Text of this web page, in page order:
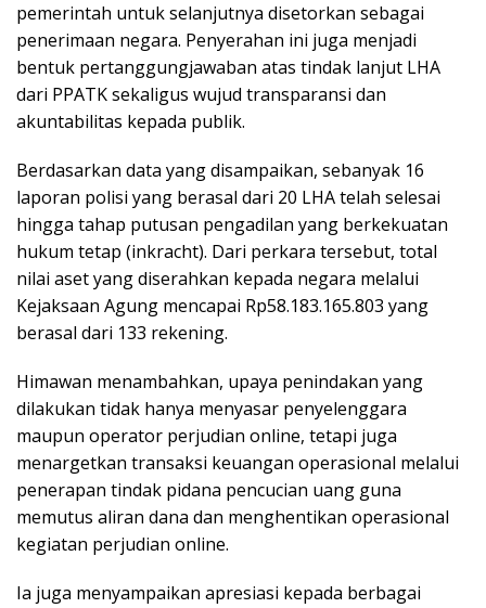
pemerintah untuk selanjutnya disetorkan sebagai
penerimaan negara. Penyerahan ini juga menjadi
bentuk pertanggungjawaban atas tindak lanjut LHA
dari PPATK sekaligus wujud transparansi dan
akuntabilitas kepada publik.
Berdasarkan data yang disampaikan, sebanyak 16
laporan polisi yang berasal dari 20 LHA telah selesai
hingga tahap putusan pengadilan yang berkekuatan
hukum tetap (inkracht). Dari perkara tersebut, total
nilai aset yang diserahkan kepada negara melalui
Kejaksaan Agung mencapai Rp58.183.165.803 yang
berasal dari 133 rekening.
Himawan menambahkan, upaya penindakan yang
dilakukan tidak hanya menyasar penyelenggara
maupun operator perjudian online, tetapi juga
menargetkan transaksi keuangan operasional melalui
penerapan tindak pidana pencucian uang guna
memutus aliran dana dan menghentikan operasional
kegiatan perjudian online.
Ia juga menyampaikan apresiasi kepada berbagai